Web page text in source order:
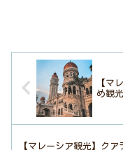
【マ
め観
【マレーシア観光】ク